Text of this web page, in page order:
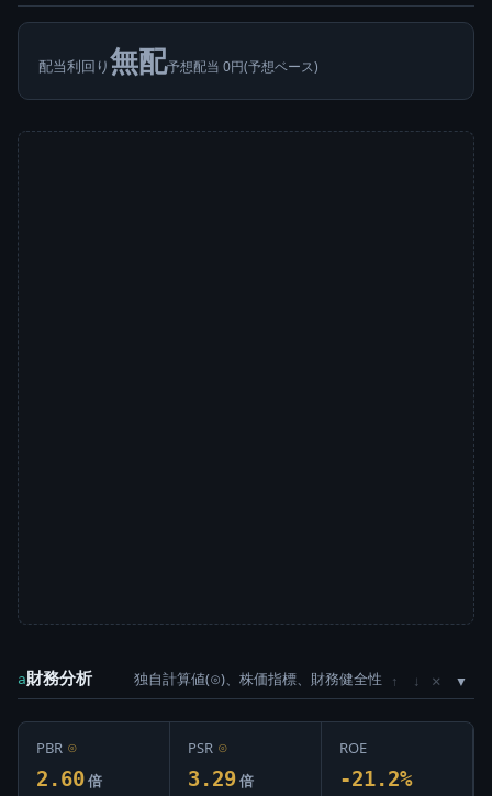
配当利回り無配予想配当 0円(予想ベース)
a財務分析 独自計算値(⊙)、株価指標、財務健全性 ↑ ↓ ×
PBR ⊙
2.60 倍
PSR ⊙
3.29 倍
ROE
-21.2%